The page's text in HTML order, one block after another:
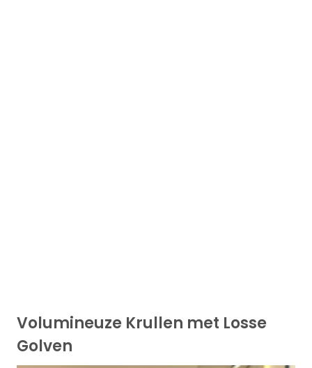
Volumineuze Krullen met Losse
Golven